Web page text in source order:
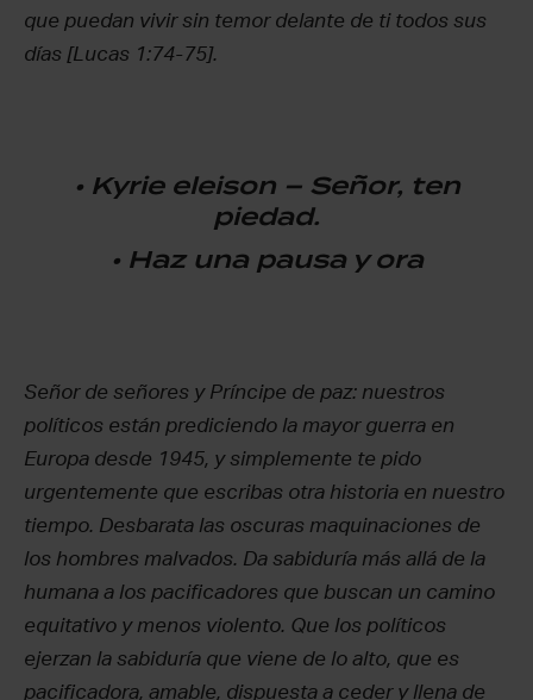
que puedan vivir sin temor delante de ti todos sus
días [Lucas 1:74-75].
• Kyrie eleison – Señor, ten
piedad.
• Haz una pausa y ora
Señor de señores y Príncipe de paz: nuestros
políticos están prediciendo la mayor guerra en
Europa desde 1945, y simplemente te pido
urgentemente que escribas otra historia en nuestro
tiempo. Desbarata las oscuras maquinaciones de
los hombres malvados. Da sabiduría más allá de la
humana a los pacificadores que buscan un camino
equitativo y menos violento. Que los políticos
ejerzan la sabiduría que viene de lo alto, que es
pacificadora, amable, dispuesta a ceder y llena de